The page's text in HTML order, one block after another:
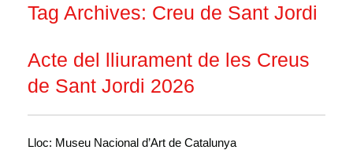
Tag Archives: Creu de Sant Jordi
Acte del lliurament de les Creus
de Sant Jordi 2026
Lloc: Museu Nacional d’Art de Catalunya